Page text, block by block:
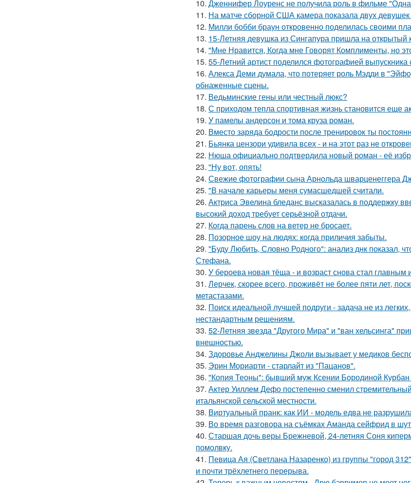
10. Дженнифер Лоуренс не получила роль в фильме
11. На матче сборной США камера показала двух
12. Милли бобби браун откровенно поделилась своими
13. 15-Летняя девушка из Сингапура пришла на открытый
14. "Мне Нравится, Когда мне Говорят Комплименты, но
15. 55-Летний артист поделился фотографией
16. Алекса Деми думала, что потеряет роль Мэдди в
обнаженные сцены.
17. Ведьминские гены или честный люкс?
18. С приходом тепла спортивная жизнь становится еще
19. У памелы андерсон и тома круза роман.
20. Вместо заряда бодрости после тренировок ты
21. Бьянка цензори удивила всех - и на этот раз не
22. Нюша официально подтвердила новый роман - её
23. "Ну вот, опять!
24. Свежие фотографии сына Арнольда шварценеггера
25. "В начале карьеры меня сумасшедшей считали.
26. Актриса Эвелина бледанс высказалась в поддержку
высокий доход требует серьёзной отдачи.
27. Когда парень слов на ветер не бросает.
28. Позорное шоу на людях: когда приличия забыты.
29. "Буду Любить, Словно Родного": анализ днк показал,
Стефана.
30. У бероева новая тёща - и возраст снова стал
31. Лерчек, скорее всего, проживёт не более пяти лет,
метастазами.
32. Поиск идеальной лучшей подруги - задача не из
нестандартным решениям.
33. 52-Летняя звезда "Другого Мира" и "ван хельсинга"
внешностью.
34. Здоровье Анджелины Джоли вызывает у медиков
35. Эрин Мориарти - старлайт из "Пацанов".
36. "Копия Теоны": бывший муж Ксении Бородиной
37. Актер Уиллем Дефо постепенно сменил
итальянской сельской местности.
38. Виртуальный пранк: как ИИ - модель едва не
39. Во время разговора на съёмках Аманда сейфрид в
40. Старшая дочь веры Брежневой, 24-летняя Соня
помолвку.
41. Певица Ая (Светлана Назаренко) из группы "город
и почти трёхлетнего перерыва.